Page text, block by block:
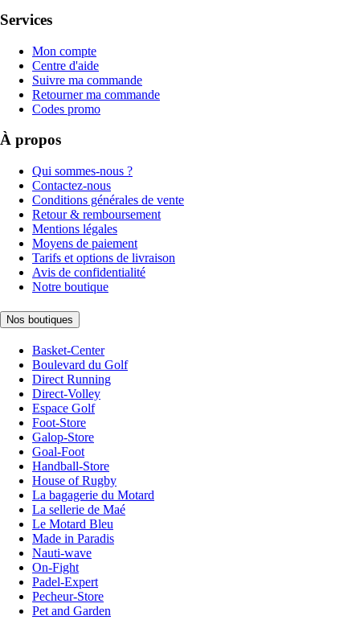
Services
Mon compte
Centre d'aide
Suivre ma commande
Retourner ma commande
Codes promo
À propos
Qui sommes-nous ?
Contactez-nous
Conditions générales de vente
Retour & remboursement
Mentions légales
Moyens de paiement
Tarifs et options de livraison
Avis de confidentialité
Notre boutique
Nos boutiques
Basket-Center
Boulevard du Golf
Direct Running
Direct-Volley
Espace Golf
Foot-Store
Galop-Store
Goal-Foot
Handball-Store
House of Rugby
La bagagerie du Motard
La sellerie de Maé
Le Motard Bleu
Made in Paradis
Nauti-wave
On-Fight
Padel-Expert
Pecheur-Store
Pet and Garden